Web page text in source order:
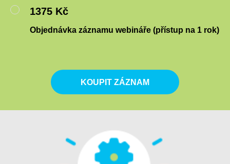
1375 Kč
Objednávka záznamu webináře (přístup na 1 rok)
KOUPIT ZÁZNAM